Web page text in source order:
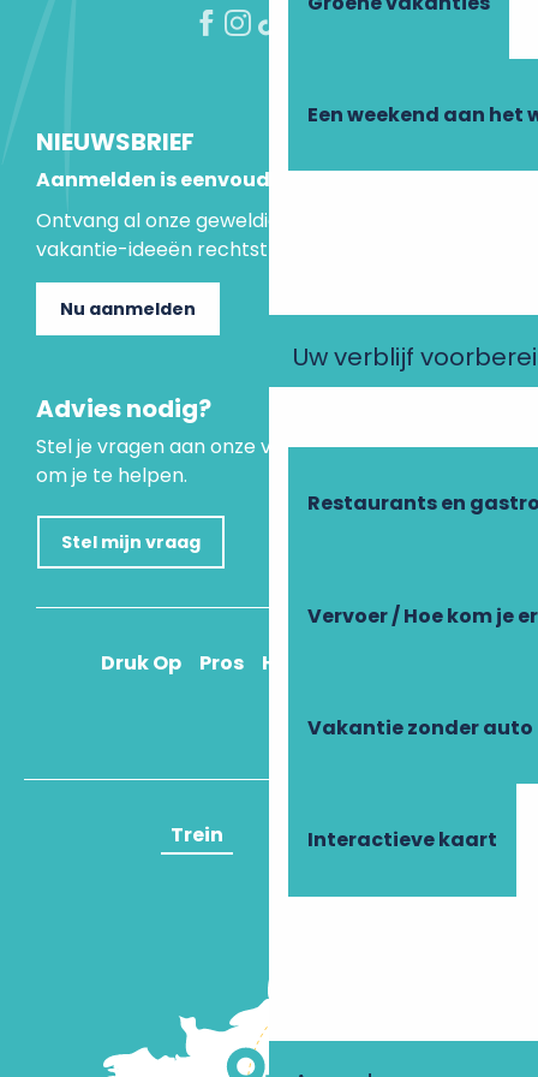
Een weekend aan het
Uw verblijf
Restaurants en
Vervoer / Hoe kom je
Vakantie zonder auto
Interactieve kaart
NIEUWSBRIEF
Aanmelden is eenvoudig
Ontvang al onze geweldige aanbiedingen en
vakantie-ideeën rechtstreeks in je inbox.
Nu aanmelden
Advies nodig?
Stel je vragen aan onze virtuele assistent, die er is
om je te helpen.
Stel mijn vraag
Druk Op Pros Hoe kom ik daar?
Trein Vliegtuig